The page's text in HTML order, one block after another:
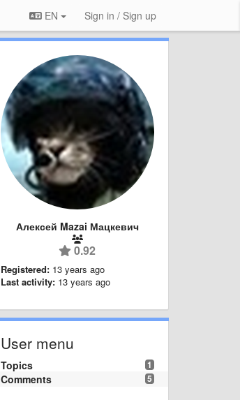
EN Sign in / Sign up
Алексей Mazai Мацкевич
0.92
Registered: 13 years ago
Last activity: 13 years ago
User menu
1
Topics
5
Comments